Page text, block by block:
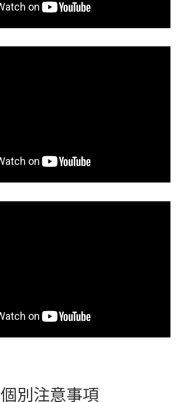
個別注意事項